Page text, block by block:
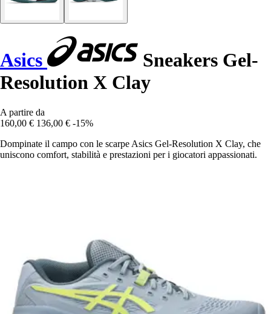
Asics
Sneakers Gel-
Resolution X Clay
A partire da
160,00 € 136,00 € -15%
Dompinate il campo con le scarpe Asics Gel-Resolution X Clay, che
uniscono comfort, stabilità e prestazioni per i giocatori appassionati.